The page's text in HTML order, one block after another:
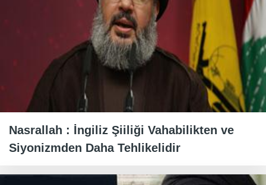
Nasrallah : İngiliz Şiiliği Vahabilikten ve
Siyonizmden Daha Tehlikelidir